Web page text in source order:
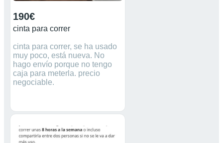
190€
cinta para correr
cinta para correr, se ha usado
muy poco, está nueva. No
hago envío porque no tengo
caja para meterla. precio
negociable.